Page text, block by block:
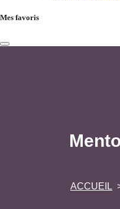
Mes favoris
ACCUEIL